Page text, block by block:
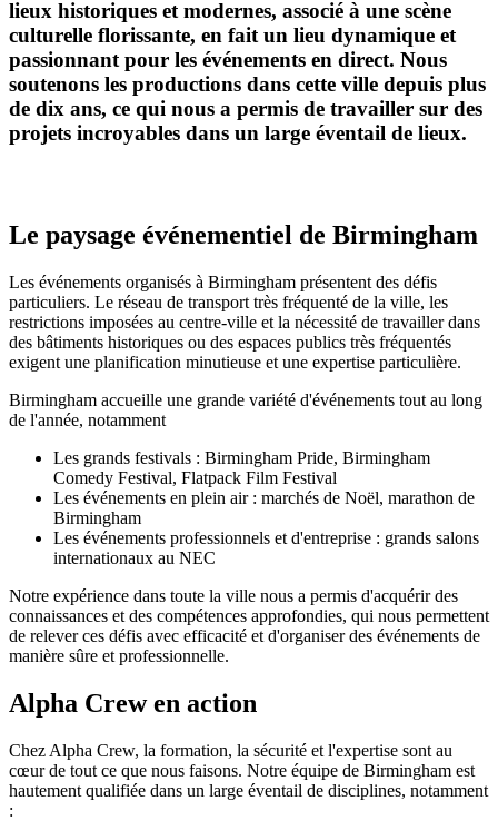
lieux historiques et modernes, associé à une scène
culturelle florissante, en fait un lieu dynamique et
passionnant pour les événements en direct. Nous
soutenons les productions dans cette ville depuis plus
de dix ans, ce qui nous a permis de travailler sur des
projets incroyables dans un large éventail de lieux.
Le paysage événementiel de Birmingham
Les événements organisés à Birmingham présentent des défis
particuliers. Le réseau de transport très fréquenté de la ville, les
restrictions imposées au centre-ville et la nécessité de travailler dans
des bâtiments historiques ou des espaces publics très fréquentés
exigent une planification minutieuse et une expertise particulière.
Birmingham accueille une grande variété d'événements tout au long
de l'année, notamment
Les grands festivals : Birmingham Pride, Birmingham
Comedy Festival, Flatpack Film Festival
Les événements en plein air : marchés de Noël, marathon de
Birmingham
Les événements professionnels et d'entreprise : grands salons
internationaux au NEC
Notre expérience dans toute la ville nous a permis d'acquérir des
connaissances et des compétences approfondies, qui nous permettent
de relever ces défis avec efficacité et d'organiser des événements de
manière sûre et professionnelle.
Alpha Crew en action
Chez Alpha Crew, la formation, la sécurité et l'expertise sont au
cœur de tout ce que nous faisons. Notre équipe de Birmingham est
hautement qualifiée dans un large éventail de disciplines, notamment
: